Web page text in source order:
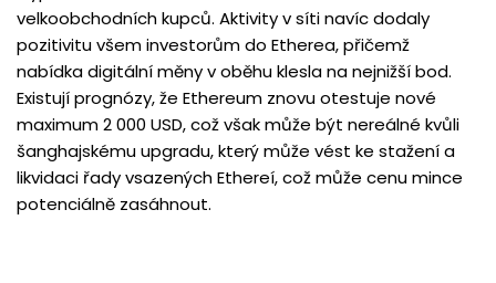
velkoobchodních kupců. Aktivity v síti navíc dodaly
pozitivitu všem investorům do Etherea, přičemž
nabídka digitální měny v oběhu klesla na nejnižší bod.
Existují prognózy, že Ethereum znovu otestuje nové
maximum 2 000 USD, což však může být nereálné kvůli
šanghajskému upgradu, který může vést ke stažení a
likvidaci řady vsazených Ethereí, což může cenu mince
potenciálně zasáhnout.